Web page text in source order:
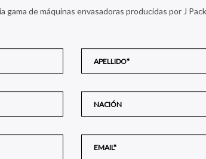
gama de máquinas envasadoras producidas por J